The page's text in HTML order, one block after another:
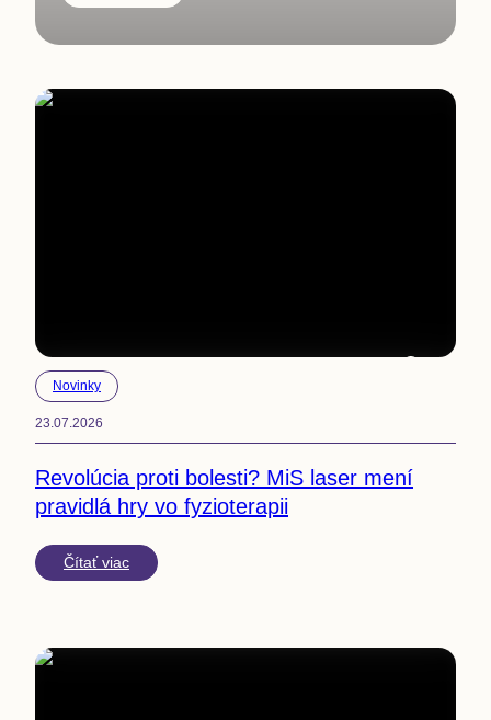
23.07.2026
Novinky
Revolúcia proti bolesti? MiS laser mení
pravidlá hry vo fyzioterapii
Čítať viac